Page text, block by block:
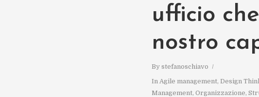
ufficio
nostro
By stefanoschiavo
In Agile management, Design
Management, Organizzazione,